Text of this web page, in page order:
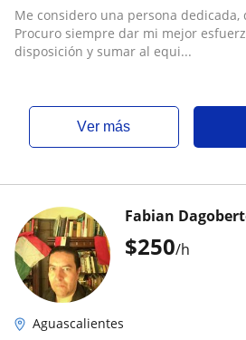
Me considero una persona
Procuro siempre dar mi mejor
disposición y sumar al equi...
ver más
$250/h
Fabian
Aguascalientes